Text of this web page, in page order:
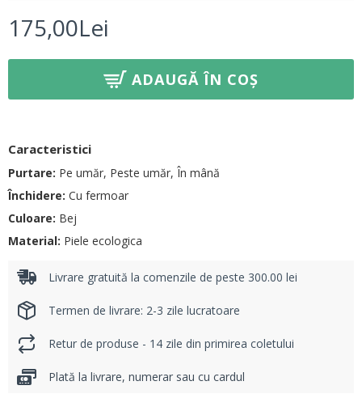
175,00Lei
ADAUGĂ ÎN COȘ
Caracteristici
Purtare: Pe umăr, Peste umăr, În mână
Închidere: Cu fermoar
Culoare: Bej
Material: Piele ecologica
Livrare gratuită la comenzile de peste 300.00 lei
Termen de livrare: 2-3 zile lucratoare
Retur de produse - 14 zile din primirea coletului
Plată la livrare, numerar sau cu cardul